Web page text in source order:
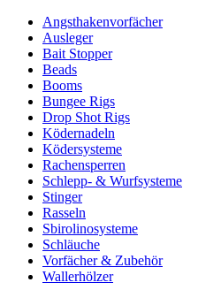
Angsthakenvorfächer
Ausleger
Bait Stopper
Beads
Booms
Bungee Rigs
Drop Shot Rigs
Ködernadeln
Ködersysteme
Rachensperren
Schlepp- & Wurfsysteme
Stinger
Rasseln
Sbirolinosysteme
Schläuche
Vorfächer & Zubehör
Wallerhölzer